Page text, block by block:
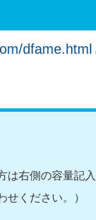
dfame.html
は右側の容量記入
ください。）